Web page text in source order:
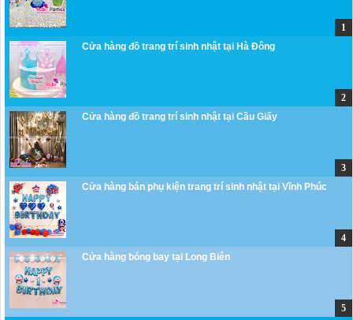
Cửa hàng đồ trang trí sinh nhật tại Hà Đông
Cửa hàng đồ trang trí sinh nhật tại Cầu Giấy
Cửa hàng bán phụ kiện trang trí sinh nhật tại Vĩnh Phúc
Cửa hàng bóng bay tại Long Biên